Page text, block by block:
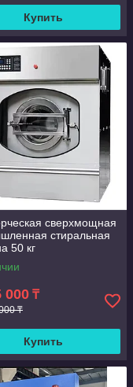
Купить
сверхмощная
стиральная
50 кг
000 ₸
₸
Купить